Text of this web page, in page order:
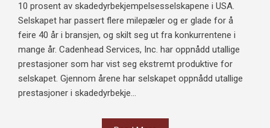
10 prosent av skadedyrbekjempelsesselskapene i USA.
Selskapet har passert flere milepæler og er glade for å
feire 40 år i bransjen, og skilt seg ut fra konkurrentene i
mange år. Cadenhead Services, Inc. har oppnådd utallige
prestasjoner som har vist seg ekstremt produktive for
selskapet. Gjennom årene har selskapet oppnådd utallige
prestasjoner i skadedyrbekje...